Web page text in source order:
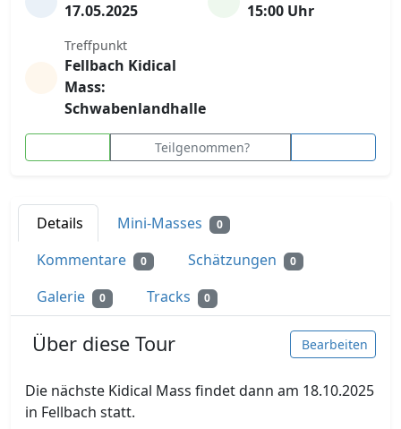
17.05.2025 15:00 Uhr
Treffpunkt
Fellbach Kidical
Mass:
Schwabenlandhalle
Teilgenommen?
Details Mini-Masses 0
Kommentare 0 Schätzungen 0
Galerie 0 Tracks 0
Über diese Tour Bearbeiten
Die nächste Kidical Mass findet dann am 18.10.2025
in Fellbach statt.